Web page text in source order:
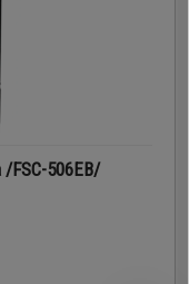
FSC-506EB/